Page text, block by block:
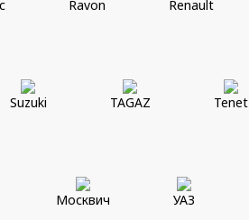
Ravon Renault
Suzuki TAGAZ Tenet
Москвич УАЗ